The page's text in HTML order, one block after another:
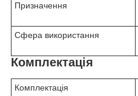
Призначення
Сфера використання
Комплектація
Комплектація